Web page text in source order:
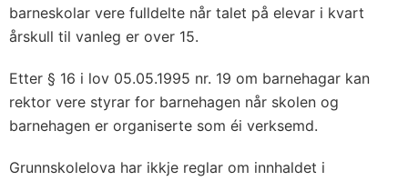
barneskolar vere fulldelte når talet på elevar i kvart
årskull til vanleg er over 15.
Etter § 16 i lov 05.05.1995 nr. 19 om barnehagar kan
rektor vere styrar for barnehagen når skolen og
barnehagen er organiserte som éi verksemd.
Grunnskolelova har ikkje reglar om innhaldet i